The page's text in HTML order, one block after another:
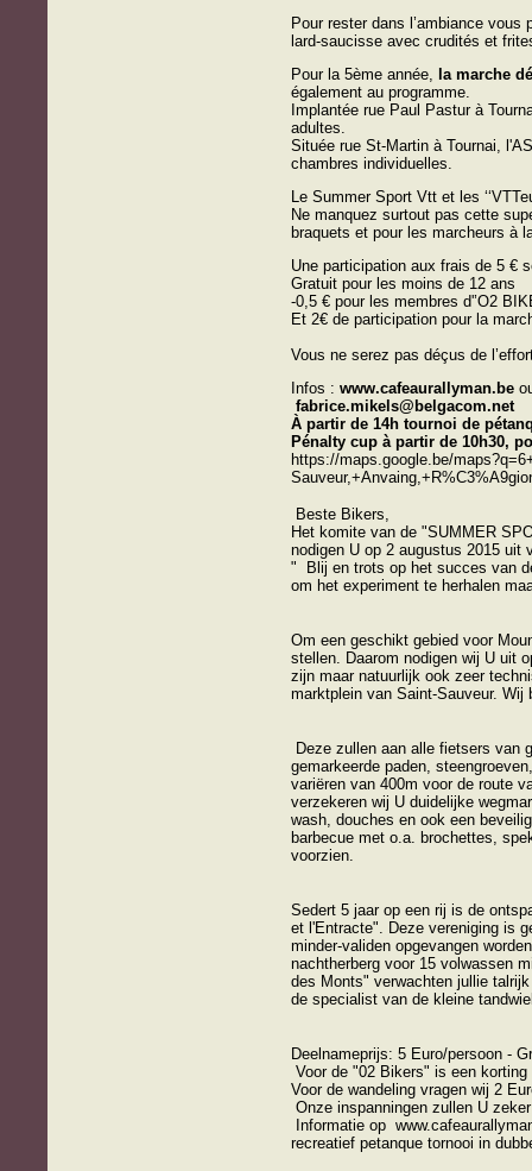
Pour rester dans l’ambiance
lard-saucisse avec crudités et
Pour la 5ème année, la marche
également au programme.
Implantée rue Paul Pastur à
adultes.
Située rue St-Martin à Tournai,
chambres individuelles.
Le Summer Sport Vtt et les
Ne manquez surtout pas cette
braquets et pour les marcheurs à
Une participation aux frais de 5 €
Gratuit pour les moins de 12 ans
-0,5 € pour les membres d'’O2
Et 2€ de participation pour la
Vous ne serez pas déçus de
Infos : www.cafeaurallyman.be
fabrice.mikels@belgacom.net
À partir de 14h tournoi de
Pénalty cup à partir de 10h30,
https://maps.google.be/
Beste Bikers,
Het komite van de "SUMMER
nodigen U op 2 augustus 2015
" Blij en trots op het succes van
om het experiment te herhalen
Om een geschikt gebied voor
stellen. Daarom nodigen wij U uit
zijn maar natuurlijk ook zeer
marktplein van Saint-Sauveur.
Deze zullen aan alle fietsers van
gemarkeerde paden,
variëren van 400m voor de route
verzekeren wij U duidelijke
wash, douches en ook een
barbecue met o.a. brochettes,
voorzien.
Sedert 5 jaar op een rij is de
et l'Entracte". Deze vereniging is
minder-validen opgevangen
nachtherberg voor 15 volwassen
des Monts" verwachten jullie
de specialist van de kleine
Deelnameprijs: 5 Euro/persoon -
Voor de "02 Bikers" is een
Voor de wandeling vragen wij 2
Onze inspanningen zullen U
Informatie op
recreatief petanque tornooi in